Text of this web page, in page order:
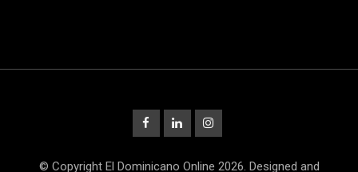
© Copyright El Dominicano Online 2026. Designed and